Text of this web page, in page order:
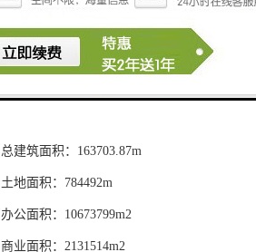
中区31-37F、出租均价：160元185元/平方米/月
高区51-66F、出租均价：220元280元/平方米/月
总建筑面积：163703.87m
土地面积：784492m
办公面积：10673799m2
商业面积：2131514m2